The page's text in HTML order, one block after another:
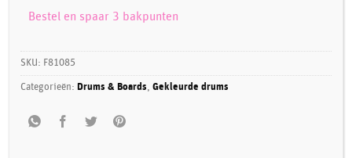
Bestel en spaar 3 bakpunten
SKU: F81085
Categorieën: Drums & Boards,Gekleurde drums